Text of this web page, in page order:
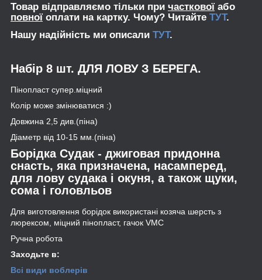
Товар відправляємо тільки при часткової або
повної оплати на картку. Чому? Читайте ТУТ.
Нашу надійність ми описали ТУТ.
Набір 8 шт. ДЛЯ ЛОВУ З БЕРЕГА.
Пінопласт супер.міцний
Колір може змінюватися :)
Довжина 2,5 див.(піна)
Діаметр від 10-15 мм.(піна)
Борідка Судак - джиговая придонна
снасть, яка призначена, насамперед,
для лову судака і окуня, а також щуки,
сома і головльов
Для виготовлення борідок використані козяча шерсть з
люрексом, міцний пінопласт, гачок VMC
Ручна робота
Заходьте в:
Всі види воблерів